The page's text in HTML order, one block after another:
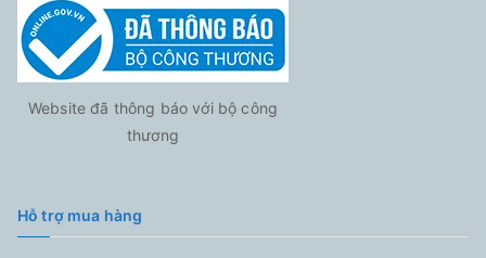
Website đã thông báo với bộ công
thương
Hỗ trợ mua hàng